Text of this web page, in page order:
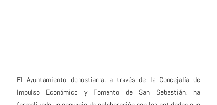
El Ayuntamiento donostiarra, a través de la Concejalía de
Impulso Económico y Fomento de San Sebastián, ha